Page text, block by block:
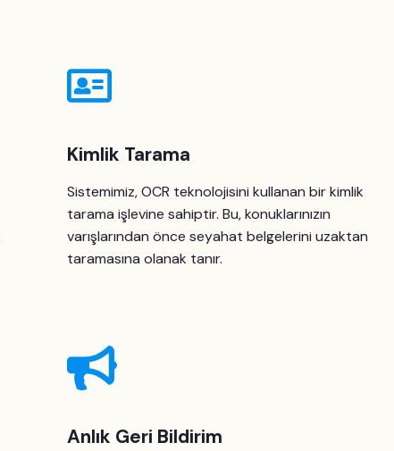
Kimlik Tarama
Sistemimiz, OCR teknolojisini kullanan bir kimlik
tarama işlevine sahiptir. Bu, konuklarınızın
varışlarından önce seyahat belgelerini uzaktan
taramasına olanak tanır.
Anlık Geri Bildirim